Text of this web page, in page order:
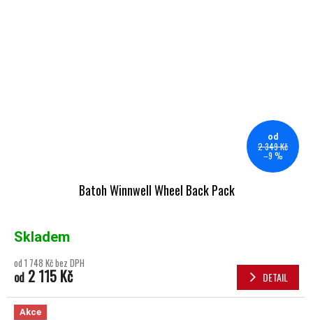
od
2 349 Kč
–9 %
Batoh Winnwell Wheel Back Pack
Skladem
od 1 748 Kč bez DPH
od 2 115 Kč DETAIL
Akce